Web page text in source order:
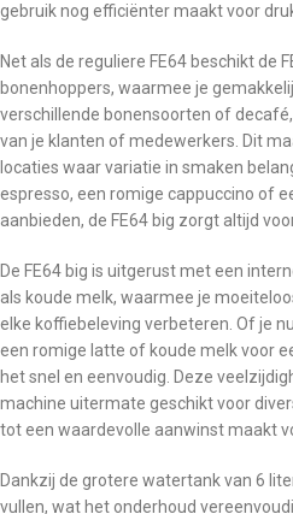
gebruik nog efficiënter maakt voor
Net als de reguliere FE64 beschikt de
bonenhoppers, waarmee je
verschillende bonensoorten of
van je klanten of medewerkers. Dit
locaties waar variatie in smaken
espresso, een romige cappuccino of
aanbieden, de FE64 big zorgt altijd
De FE64 big is uitgerust met een
als koude melk, waarmee je
elke koffiebeleving verbeteren. Of je
een romige latte of koude melk voor
het snel en eenvoudig. Deze
machine uitermate geschikt voor
tot een waardevolle aanwinst maakt
Dankzij de grotere watertank van 6
vullen, wat het onderhoud